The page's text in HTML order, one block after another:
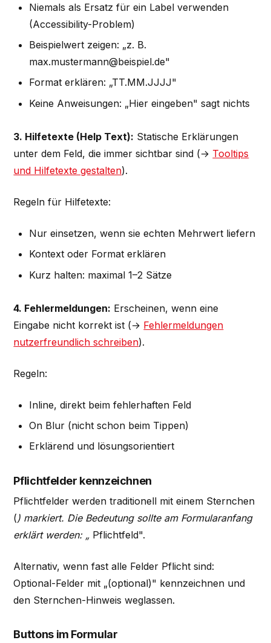
Niemals als Ersatz für ein Label verwenden
(Accessibility-Problem)
Beispielwert zeigen: „z. B.
max.mustermann@beispiel.de"
Format erklären: „TT.MM.JJJJ"
Keine Anweisungen: „Hier eingeben" sagt nichts
3. Hilfetexte (Help Text): Statische Erklärungen
unter dem Feld, die immer sichtbar sind (→ Tooltips
und Hilfetexte gestalten).
Regeln für Hilfetexte:
Nur einsetzen, wenn sie echten Mehrwert liefern
Kontext oder Format erklären
Kurz halten: maximal 1–2 Sätze
4. Fehlermeldungen: Erscheinen, wenn eine
Eingabe nicht korrekt ist (→ Fehlermeldungen
nutzerfreundlich schreiben).
Regeln:
Inline, direkt beim fehlerhaften Feld
On Blur (nicht schon beim Tippen)
Erklärend und lösungsorientiert
Pflichtfelder kennzeichnen
Pflichtfelder werden traditionell mit einem Sternchen
() markiert. Die Bedeutung sollte am Formularanfang
erklärt werden: „ Pflichtfeld".
Alternativ, wenn fast alle Felder Pflicht sind:
Optional-Felder mit „(optional)" kennzeichnen und
den Sternchen-Hinweis weglassen.
Buttons im Formular